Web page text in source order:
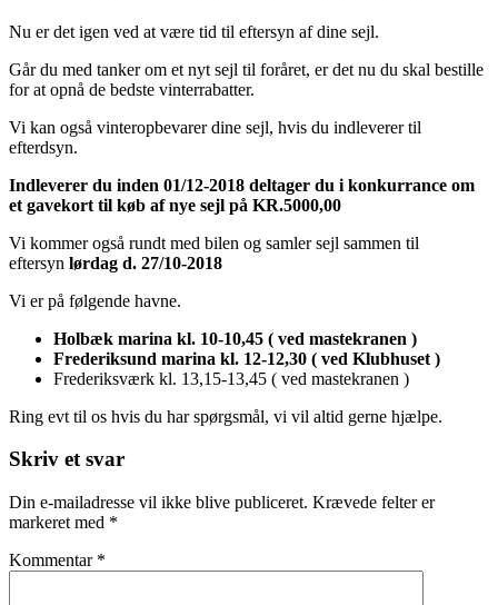
Nu er det igen ved at være tid til eftersyn af dine sejl.
Går du med tanker om et nyt sejl til foråret, er det nu du skal bestille
for at opnå de bedste vinterrabatter.
Vi kan også vinteropbevarer dine sejl, hvis du indleverer til
efterdsyn.
Indleverer du inden 01/12-2018 deltager du i konkurrance om
et gavekort til køb af nye sejl på KR.5000,00
Vi kommer også rundt med bilen og samler sejl sammen til
eftersyn lørdag d. 27/10-2018
Vi er på følgende havne.
Holbæk marina kl. 10-10,45 ( ved mastekranen )
Frederiksund marina kl. 12-12,30 ( ved Klubhuset )
Frederiksværk kl. 13,15-13,45 ( ved mastekranen )
Ring evt til os hvis du har spørgsmål, vi vil altid gerne hjælpe.
Skriv et svar
Din e-mailadresse vil ikke blive publiceret. Krævede felter er
markeret med *
Kommentar *